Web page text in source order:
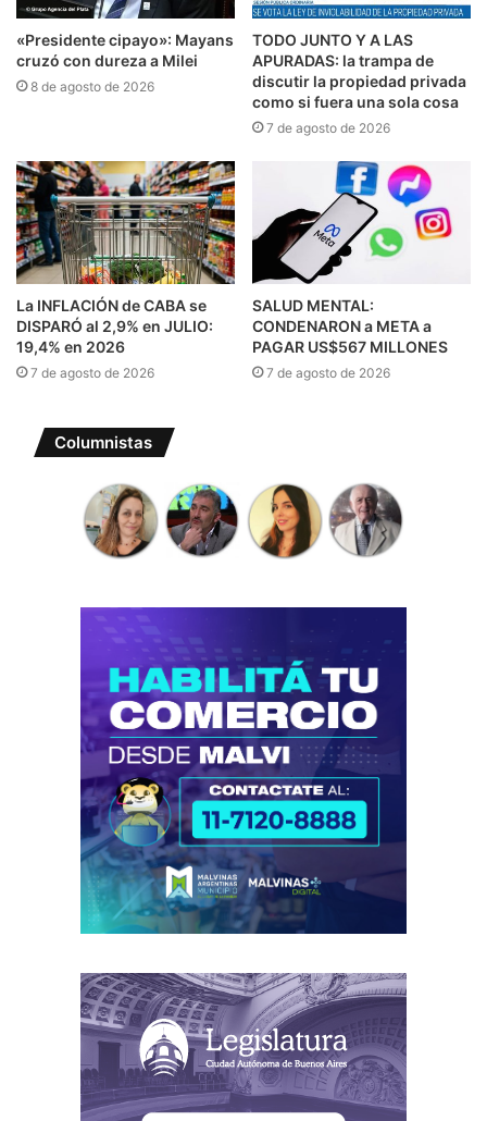
«Presidente cipayo»: Mayans
cruzó con dureza a Milei
8 de agosto de 2026
TODO JUNTO Y A LAS
APURADAS: la trampa de
discutir la propiedad privada
como si fuera una sola cosa
7 de agosto de 2026
La INFLACIÓN de CABA se
DISPARÓ al 2,9% en JULIO:
19,4% en 2026
7 de agosto de 2026
SALUD MENTAL:
CONDENARON a META a
PAGAR US$567 MILLONES
7 de agosto de 2026
Columnistas